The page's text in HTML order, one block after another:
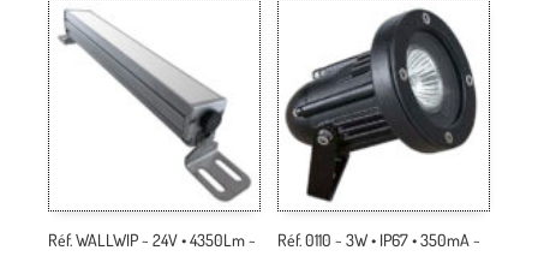
Réf. WALLWIP ~ 24V • 4350Lm ~ Réf. 0110 ~ 3W • IP67 • 350mA ~